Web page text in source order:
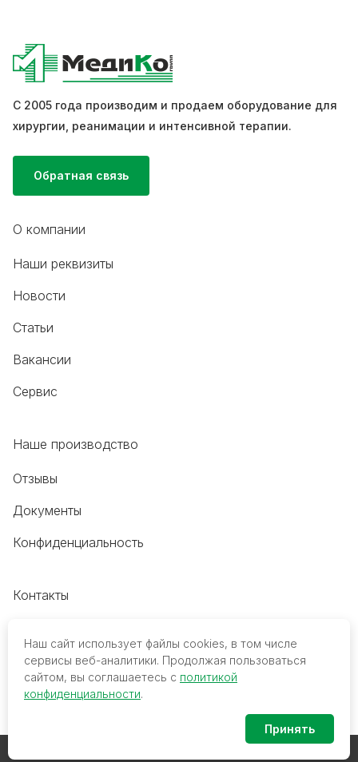
С 2005 года производим и продаем оборудование для
хирургии, реанимации и интенсивной терапии.
Обратная связь
О компании
Наши реквизиты
Новости
Статьи
Вакансии
Сервис
Наше производство
Отзывы
Документы
Конфиденциальность
Контакты
8 (800) 700-68-45
trade@mediko.ru
Наш сайт использует файлы cookies, в том числе
сервисы веб-аналитики. Продолжая пользоваться
сайтом, вы соглашаетесь с политикой
конфиденциальности.
Принять